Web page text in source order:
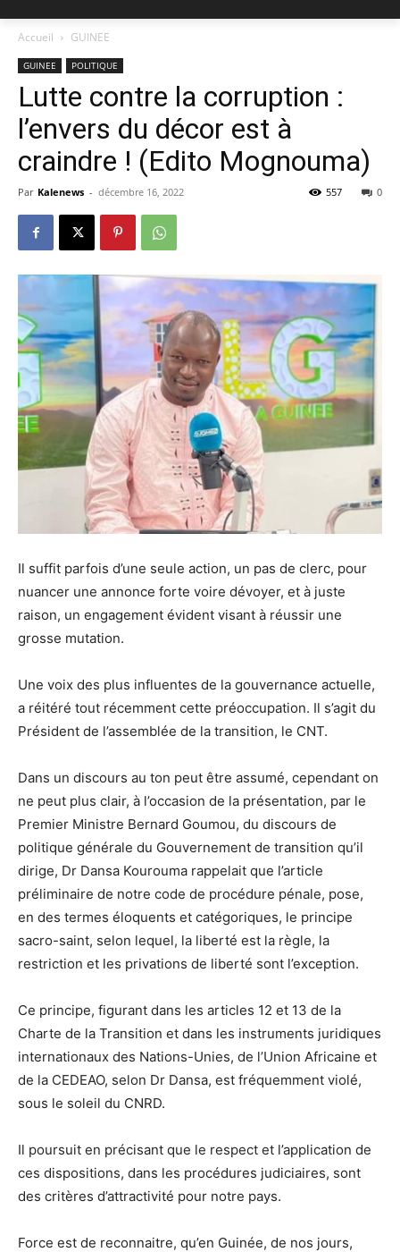
Accueil GUINEE
GUINEE POLITIQUE
Lutte contre la corruption :
l’envers du décor est à
craindre ! (Edito Mognouma)
Par Kalenews - décembre 16, 2022 0
557
Il suffit parfois d’une seule action, un pas de clerc, pour
nuancer une annonce forte voire dévoyer, et à juste
raison, un engagement évident visant à réussir une
grosse mutation.
Une voix des plus influentes de la gouvernance actuelle,
a réitéré tout récemment cette préoccupation. Il s’agit du
Président de l’assemblée de la transition, le CNT.
Dans un discours au ton peut être assumé, cependant on
ne peut plus clair, à l’occasion de la présentation, par le
Premier Ministre Bernard Goumou, du discours de
politique générale du Gouvernement de transition qu’il
dirige, Dr Dansa Kourouma rappelait que l’article
préliminaire de notre code de procédure pénale, pose,
en des termes éloquents et catégoriques, le principe
sacro-saint, selon lequel, la liberté est la règle, la
restriction et les privations de liberté sont l’exception.
Ce principe, figurant dans les articles 12 et 13 de la
Charte de la Transition et dans les instruments juridiques
internationaux des Nations-Unies, de l’Union Africaine et
de la CEDEAO, selon Dr Dansa, est fréquemment violé,
sous le soleil du CNRD.
Il poursuit en précisant que le respect et l’application de
ces dispositions, dans les procédures judiciaires, sont
des critères d’attractivité pour notre pays.
Force est de reconnaitre, qu’en Guinée, de nos jours,